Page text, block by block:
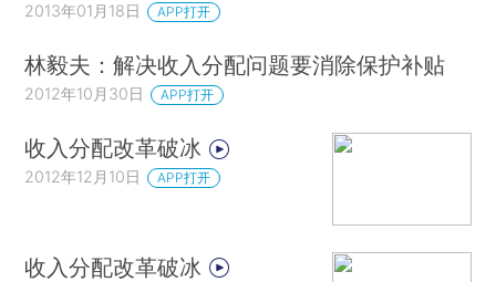
2013年01月18日 APP打开
林毅夫：解决收入分配问题要消除保护补贴
2012年10月30日 APP打开
收入分配改革破冰
2012年12月10日 APP打开
收入分配改革破冰